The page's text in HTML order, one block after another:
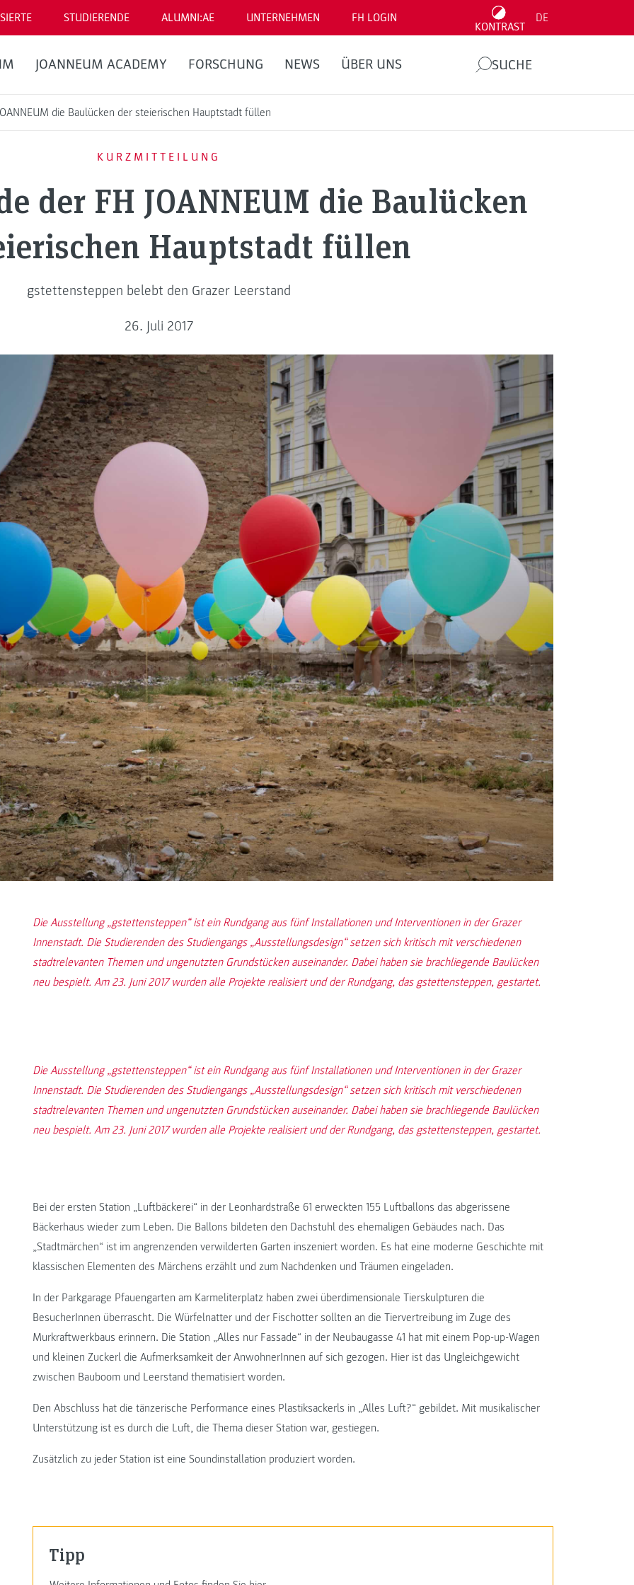
STUDIERENDE ALUMNI:AE UNTERNEHMEN FH LOGIN
KONTRAST
DE
JOANNEUM ACADEMY FORSCHUNG NEWS ÜBER UNS SUCHE
die Baulücken der steierischen Hauptstadt füllen
KURZMITTEILUNG
der FH JOANNEUM die Baulücken
Hauptstadt füllen
gstettensteppen belebt den Grazer Leerstand
26. Juli 2017
Die Ausstellung „gstettensteppen“ ist ein Rundgang aus fünf Installationen und Interventionen in der Grazer
Innenstadt. Die Studierenden des Studiengangs „Ausstellungsdesign“ setzen sich kritisch mit verschiedenen
stadtrelevanten Themen und ungenutzten Grundstücken auseinander. Dabei haben sie brachliegende Baulücken
neu bespielt. Am 23. Juni 2017 wurden alle Projekte realisiert und der Rundgang, das gstettensteppen, gestartet.
Die Ausstellung „gstettensteppen“ ist ein Rundgang aus fünf Installationen und Interventionen in der Grazer
Innenstadt. Die Studierenden des Studiengangs „Ausstellungsdesign“ setzen sich kritisch mit verschiedenen
stadtrelevanten Themen und ungenutzten Grundstücken auseinander. Dabei haben sie brachliegende Baulücken
neu bespielt. Am 23. Juni 2017 wurden alle Projekte realisiert und der Rundgang, das gstettensteppen, gestartet.
Bei der ersten Station „Luftbäckerei“ in der Leonhardstraße 61 erweckten 155 Luftballons das abgerissene
Bäckerhaus wieder zum Leben. Die Ballons bildeten den Dachstuhl des ehemaligen Gebäudes nach. Das
„Stadtmärchen“ ist im angrenzenden verwilderten Garten inszeniert worden. Es hat eine moderne Geschichte mit
klassischen Elementen des Märchens erzählt und zum Nachdenken und Träumen eingeladen.
In der Parkgarage Pfauengarten am Karmeliterplatz haben zwei überdimensionale Tierskulpturen die
BesucherInnen überrascht. Die Würfelnatter und der Fischotter sollten an die Tiervertreibung im Zuge des
Murkraftwerkbaus erinnern. Die Station „Alles nur Fassade“ in der Neubaugasse 41 hat mit einem Pop-up-Wagen
und kleinen Zuckerl die Aufmerksamkeit der AnwohnerInnen auf sich gezogen. Hier ist das Ungleichgewicht
zwischen Bauboom und Leerstand thematisiert worden.
Den Abschluss hat die tänzerische Performance eines Plastiksackerls in „Alles Luft?“ gebildet. Mit musikalischer
Unterstützung ist es durch die Luft, die Thema dieser Station war, gestiegen.
Zusätzlich zu jeder Station ist eine Soundinstallation produziert worden.
Tipp